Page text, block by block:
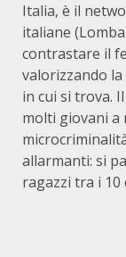
Italia, è il
italiane
contrastare il
valorizzando
in cui si trova.
molti giovani a
allarmanti: si
ragazzi tra i 10